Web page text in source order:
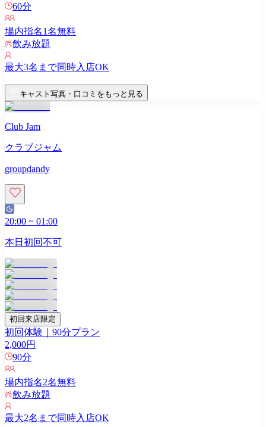
60分
場内指名1名無料
飲み放題
最大3名まで同時入店OK
キャスト写真・口コミをもっと見る
Club Jam
クラブジャム
groupdandy
20:00 ~ 01:00
本日初回不可
初回来店限定
初回体験｜90分プラン
2,000円
90分
場内指名2名無料
飲み放題
最大2名まで同時入店OK